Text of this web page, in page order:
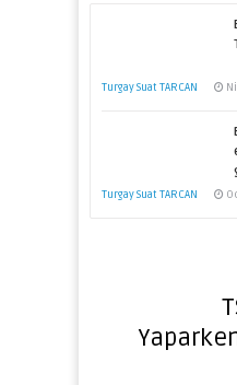
Turgay Suat TARCAN
Turgay Suat TARCAN